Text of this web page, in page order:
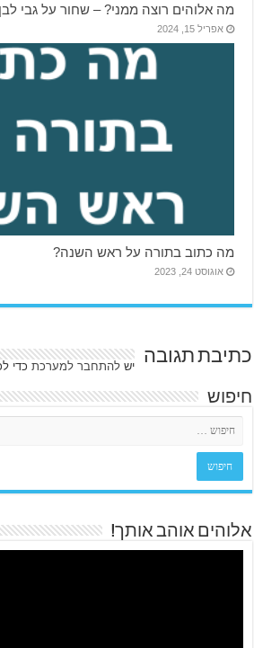
מה אלוהים רוצה ממני? – שחור על גבי לבן
אפריל 15, 2024
מה כתוב בתורה על ראש השנה?
אוגוסט 24, 2023
כתיבת תגובה ישלהתחבר למערכת כדי
חיפוש
אלוהים אוהב אותך!